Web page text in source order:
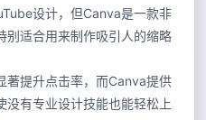
设计，但Canva是一款非
别适合用来制作吸引人的缩略
著提升点击率，而Canva提供
没有专业设计技能也能轻松上